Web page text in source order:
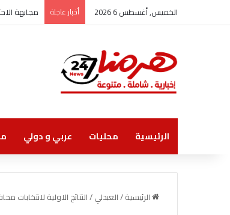
الخميس, أغسطس 6 2026 أخبار عاجلة مجابهة
الرئيسية محليات عربي و دولي
الرئيسية/العبدلي/النتائج الاولية لانتخابات